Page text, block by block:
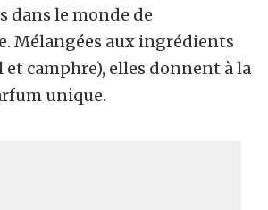
dans le monde de
Mélangées aux ingrédients
camphre), elles donnent à la
unique.